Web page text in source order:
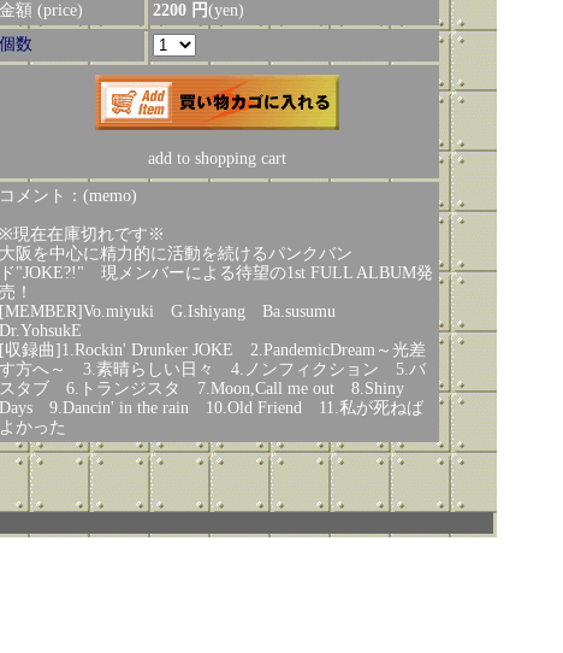
金額 (price)
2200 円(yen)
個数
add to shopping cart
コメント：(memo)
※現在在庫切れです※
大阪を中心に精力的に活動を続けるパンクバン
ド"JOKE?!" 現メンバーによる待望の1st FULL ALBUM発
売！
[MEMBER]Vo.miyuki G.Ishiyang Ba.susumu
Dr.YohsukE
[収録曲]1.Rockin' Drunker JOKE 2.PandemicDream～光差
す方へ～ 3.素晴らしい日々 4.ノンフィクション 5.バ
スタブ 6.トランジスタ 7.Moon,Call me out 8.Shiny
Days 9.Dancin' in the rain 10.Old Friend 11.私が死ねば
よかった